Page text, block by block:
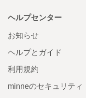
ヘルプセンター
お知らせ
ヘルプとガイド
利用規約
minneのセキュリティ